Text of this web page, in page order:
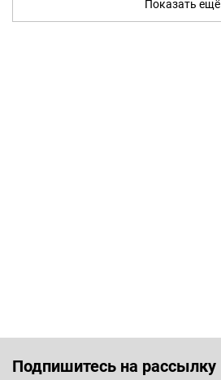
Показать ещё
Подпишитесь на рассылку